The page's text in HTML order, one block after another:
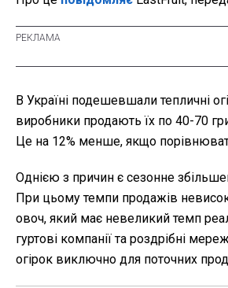
В Україні подешевшали тепличні
виробники продають їх по 40-70
Це на 12% менше, якщо
Однією з причин є сезонне
При цьому темпи продажів
овоч, який має невеликий темп
гуртові компанії та роздрібні
огірок виключно для поточних